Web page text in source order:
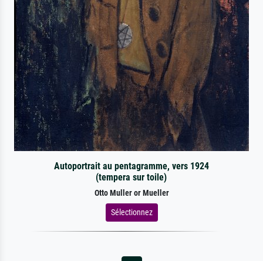
Autoportrait au pentagramme, vers 1924
(tempera sur toile)
Otto Muller or Mueller
Sélectionnez